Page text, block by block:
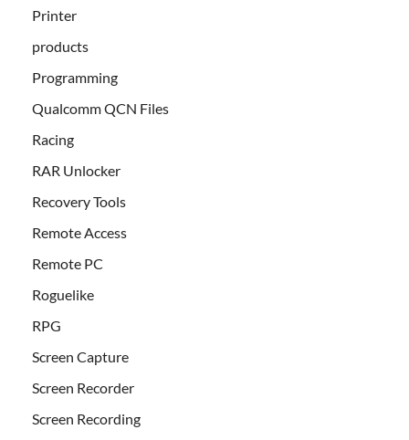
Printer
products
Programming
Qualcomm QCN Files
Racing
RAR Unlocker
Recovery Tools
Remote Access
Remote PC
Roguelike
RPG
Screen Capture
Screen Recorder
Screen Recording